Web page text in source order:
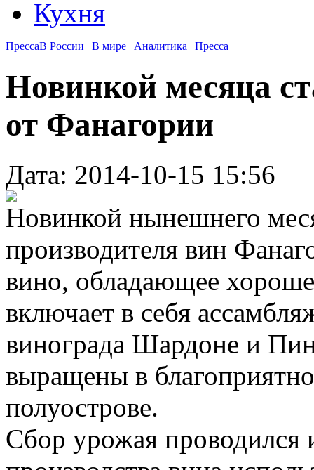
Кухня
ПрессаВ России | В мире | Аналитика | Пресса
Новинкой месяца
от Фанагории
Дата: 2014-10-15 15:56
Новинкой нынешнего
производителя вин
вино, обладающее
включает в себя
винограда Шардоне и
выращены в
полуострове.
Сбор урожая проводился